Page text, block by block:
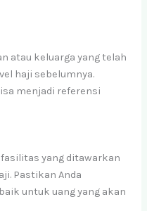
atau keluarga yang telah
haji sebelumnya.
menjadi referensi
yang ditawarkan
Pastikan Anda
untuk uang yang akan